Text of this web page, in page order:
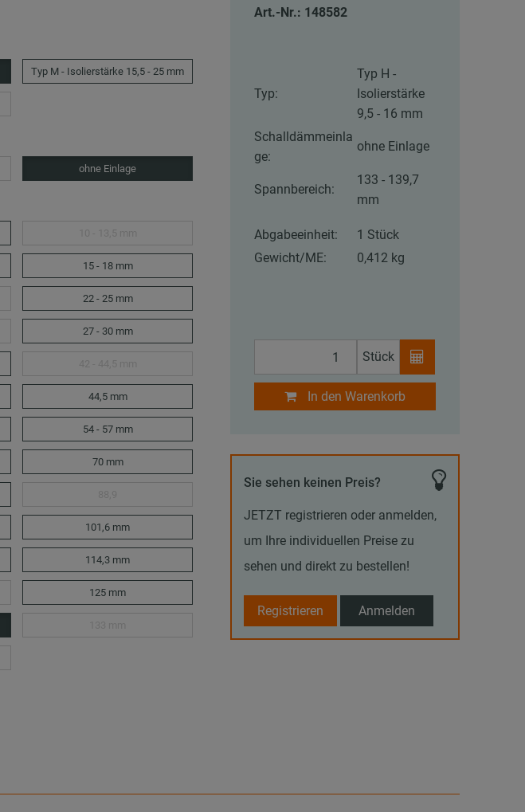
Typ M - Isolierstärke 15,5 - 25 mm
ohne Einlage
15 - 18 mm
22 - 25 mm
27 - 30 mm
44,5 mm
54 - 57 mm
70 mm
101,6 mm
114,3 mm
125 mm
Art.-Nr.: 148582
Typ:
Typ H -
Isolierstärke
9,5 - 16 mm
Schalldämmeinla
ge:
ohne Einlage
Spannbereich:
133 - 139,7
mm
Abgabeeinheit:
1 Stück
Gewicht/ME:
0,412 kg
Stück
In den Warenkorb
Sie sehen keinen Preis?
JETZT registrieren oder anmelden,
um Ihre individuellen Preise zu
sehen und direkt zu bestellen!
Registrieren Anmelden